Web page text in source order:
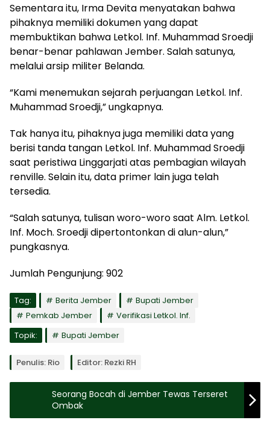
Sementara itu, Irma Devita menyatakan bahwa
pihaknya memiliki dokumen yang dapat
membuktikan bahwa Letkol. Inf. Muhammad Sroedji
benar-benar pahlawan Jember. Salah satunya,
melalui arsip militer Belanda.
“Kami menemukan sejarah perjuangan Letkol. Inf.
Muhammad Sroedji,” ungkapnya.
Tak hanya itu, pihaknya juga memiliki data yang
berisi tanda tangan Letkol. Inf. Muhammad Sroedji
saat peristiwa Linggarjati atas pembagian wilayah
renville. Selain itu, data primer lain juga telah
tersedia.
“Salah satunya, tulisan woro-woro saat Alm. Letkol.
Inf. Moch. Sroedji dipertontonkan di alun-alun,”
pungkasnya.
Jumlah Pengunjung: 902
Tag: Berita Jember
Bupati Jember
Pemkab Jember
Verifikasi Letkol. Inf.
Topik:
Bupati Jember
Penulis: Rio Editor: Rezki RH
Seorang Bocah di Jember Tewas Terseret
Ombak